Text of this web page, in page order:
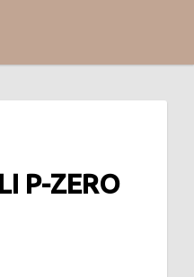
P-ZERO